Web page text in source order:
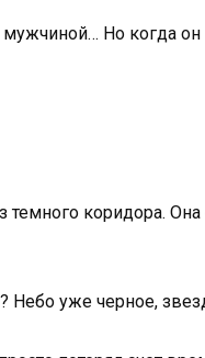
Но когда
темного коридора.
уже черное,